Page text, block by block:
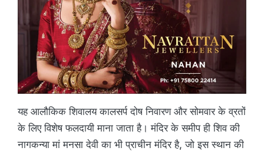
यह आलौकिक शिवालय कालसर्प दोष निवारण और सोमवार के व्रतों
के लिए विशेष फलदायी माना जाता है। मंदिर के समीप ही शिव की
नागकन्या मां मनसा देवी का भी प्राचीन मंदिर है, जो इस स्थान की